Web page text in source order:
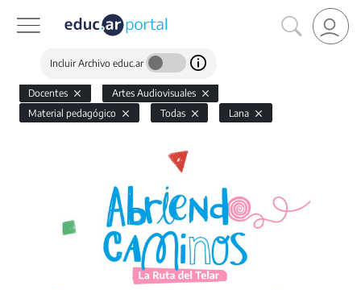
Incluir Archivo educ.ar
Docentes
Artes Audiovisuales
Material pedagógico
Todas Lana